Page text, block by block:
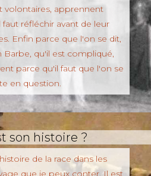
volontaires, apprennent
réfléchir avant de leur
Enfin parce que l'on se dit,
qu'il est compliqué,
parce qu'il faut que l'on se
en question.
son histoire ?
de la race dans les
que je peux conter. Il est